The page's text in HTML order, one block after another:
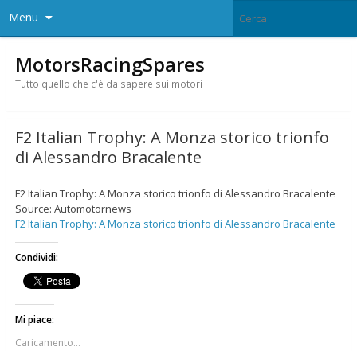
Menu
MotorsRacingSpares
Tutto quello che c'è da sapere sui motori
F2 Italian Trophy: A Monza storico trionfo
di Alessandro Bracalente
F2 Italian Trophy: A Monza storico trionfo di Alessandro Bracalente
Source: Automotornews
F2 Italian Trophy: A Monza storico trionfo di Alessandro Bracalente
Condividi:
Mi piace:
Caricamento...